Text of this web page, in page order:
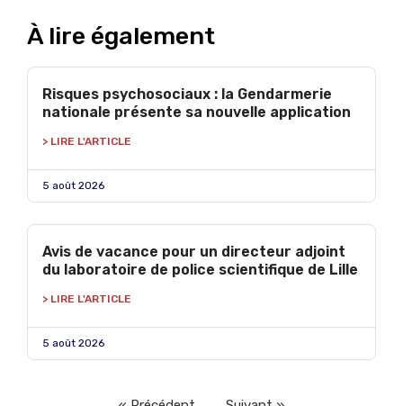
À lire également
Risques psychosociaux : la Gendarmerie
nationale présente sa nouvelle application
> LIRE L'ARTICLE
5 août 2026
Avis de vacance pour un directeur adjoint
du laboratoire de police scientifique de Lille
> LIRE L'ARTICLE
5 août 2026